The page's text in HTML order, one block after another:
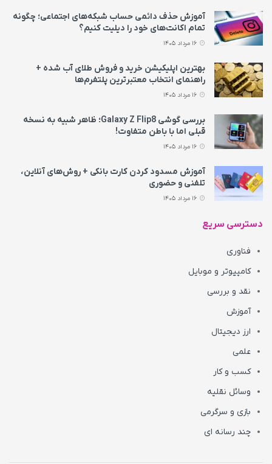
آموزش حذف دائمی حساب شبکه‌های اجتماعی؛ چگونه
تمام اکانت‌های خود را دیلیت کنیم؟
بهترین اپلیکیشن خرید و فروش طلای آب شده +
راهنمای انتخاب معتبرترین پلتفرم‌ها
بررسی گوشی Galaxy Z Flip8؛ ظاهر شبیه به نسخه
قبلی اما با باطن متفاوت!
آموزش مسدود کردن کارت بانکی + روش‌های آنلاین،
تلفنی و حضوری
دسترسی سریع
فناوری
کامپیوتر و موبایل
نقد و بررسی
آموزش
ارز دیجیتال
علمی
کسب و کار
وسائل نقلیه
بازی و سرگرمی
چند رسانه ای